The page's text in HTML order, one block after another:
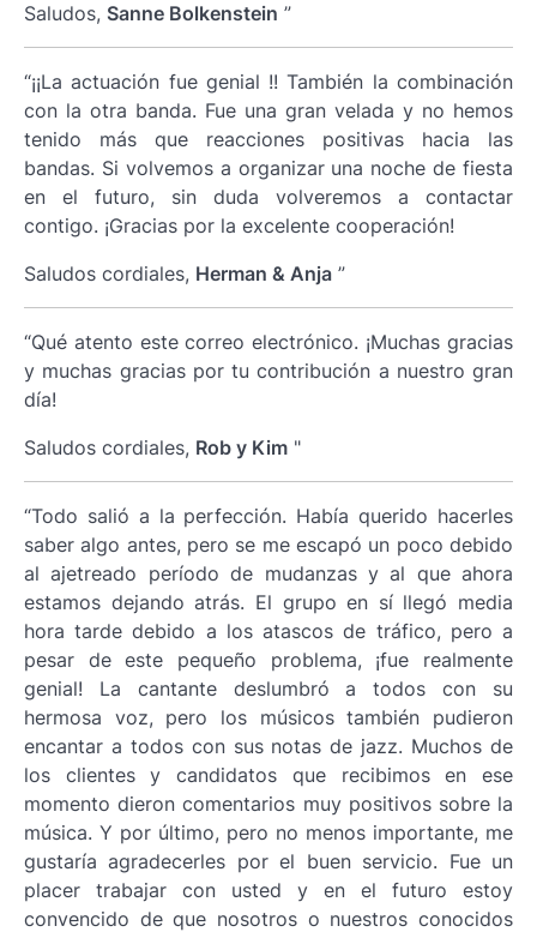
Saludos, Sanne Bolkenstein ”
“¡¡La actuación fue genial !! También la combinación
con la otra banda. Fue una gran velada y no hemos
tenido más que reacciones positivas hacia las
bandas. Si volvemos a organizar una noche de fiesta
en el futuro, sin duda volveremos a contactar
contigo. ¡Gracias por la excelente cooperación!
Saludos cordiales, Herman & Anja ”
“Qué atento este correo electrónico. ¡Muchas gracias
y muchas gracias por tu contribución a nuestro gran
día!
Saludos cordiales, Rob y Kim "
“Todo salió a la perfección. Había querido hacerles
saber algo antes, pero se me escapó un poco debido
al ajetreado período de mudanzas y al que ahora
estamos dejando atrás. El grupo en sí llegó media
hora tarde debido a los atascos de tráfico, pero a
pesar de este pequeño problema, ¡fue realmente
genial! La cantante deslumbró a todos con su
hermosa voz, pero los músicos también pudieron
encantar a todos con sus notas de jazz. Muchos de
los clientes y candidatos que recibimos en ese
momento dieron comentarios muy positivos sobre la
música. Y por último, pero no menos importante, me
gustaría agradecerles por el buen servicio. Fue un
placer trabajar con usted y en el futuro estoy
convencido de que nosotros o nuestros conocidos